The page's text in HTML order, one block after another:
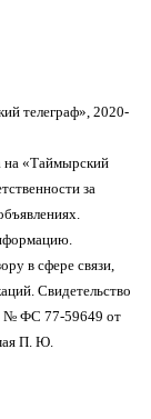
телеграф», 2020-
на «Таймырский
за
в сфере связи,
Свидетельство
№ ФС 77-59649 от
П. Ю.